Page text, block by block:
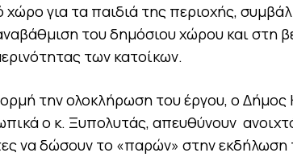
χώρο για τα παιδιά της περιοχής,
του δημόσιου χώρου και στη
των κατοίκων.
την ολοκλήρωση του έργου, ο Δήμος
ο κ. Ξυπολυτάς, απευθύνουν
να δώσουν το «παρών» στην εκδήλωση